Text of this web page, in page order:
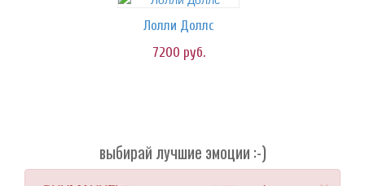
Лолли Доллс
7200 руб.
выбирай лучшие эмоции :-)